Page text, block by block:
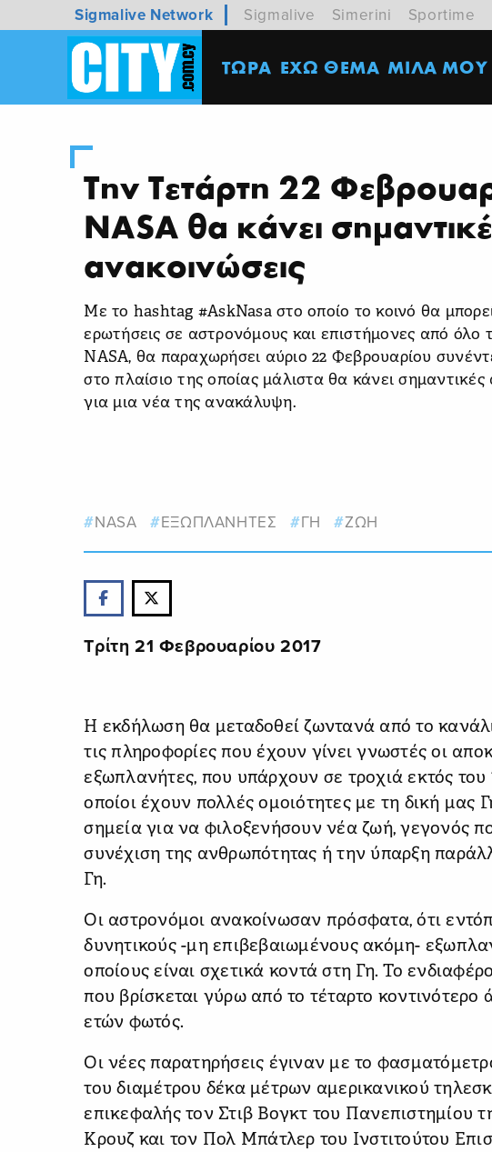
Sigmalive Network Sigmalive Simerini Sportime
ΤΩΡΑ ΕΧΩ ΘΕΜΑ MΙΛΑ ΜΟΥ
Την Τετάρτη 22
NASA θα κάνει
ανακοινώσεις
Με το hashtag #AskNasa στο οποίο το κοινό θα
ερωτήσεις σε αστρονόμους και επιστήμονες από όλο
ΝASA, θα παραχωρήσει αύριο 22 Φεβρουαρίου
στο πλαίσιο της οποίας μάλιστα θα κάνει
για μια νέα της ανακάλυψη.
NASA ΕΞΩΠΛΑΝΗΤΕΣ ΓΗ ΖΩΗ
Τρίτη 21 Φεβρουαρίου 2017
Η εκδήλωση θα μεταδοθεί ζωντανά από το
τις πληροφορίες που έχουν γίνει γνωστές οι
εξωπλανήτες, που υπάρχουν σε τροχιά εκτός
οποίοι έχουν πολλές ομοιότητες με τη δική μας
σημεία για να φιλοξενήσουν νέα ζωή, γεγονός
συνέχιση της ανθρωπότητας ή την ύπαρξη
Γη.
Οι αστρονόμοι ανακοίνωσαν πρόσφατα, ότι
δυνητικούς -μη επιβεβαιωμένους ακόμη-
οποίους είναι σχετικά κοντά στη Γη. Το
που βρίσκεται γύρω από το τέταρτο κοντινότερο
ετών φωτός.
Οι νέες παρατηρήσεις έγιναν με το
του διαμέτρου δέκα μέτρων αμερικανικού
επικεφαλής τον Στιβ Βογκτ του Πανεπιστημίου
Κρουζ και τον Πολ Μπάτλερ του Ινστιτούτου